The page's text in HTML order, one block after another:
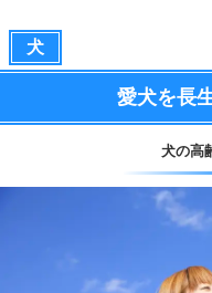
犬
愛犬を長
犬の高